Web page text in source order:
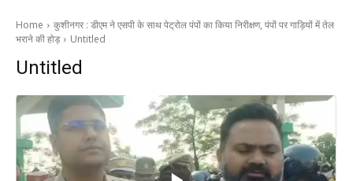
Home
कुशीनगर : डीएम ने एसपी के साथ पेट्रोल पंपों का किया निरीक्षण, पंपों पर गाड़ियों में तेल
भराने की होड़
Untitled
Untitled